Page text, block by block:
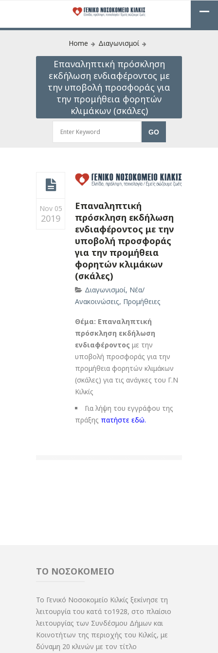
Home Διαγωνισμοί
Επαναληπτική πρόσκληση
εκδήλωση ενδιαφέροντος με
την υποβολή προσφοράς για
την προμήθεια φορητών
κλιμάκων (σκάλες)
Nov 05
2019
Επαναληπτική
πρόσκληση εκδήλωση
ενδιαφέροντος με την
υποβολή προσφοράς
για την προμήθεια
φορητών κλιμάκων
(σκάλες)
Διαγωνισμοί, Νέα/
Ανακοινώσεις, Προμήθειες
Θέμα: Επαναληπτική
πρόσκληση εκδήλωση
ενδιαφέροντος με την
υποβολή προσφοράς για την
προμήθεια φορητών κλιμάκων
(σκάλες) για τις ανάγκες του Γ.Ν
Κιλκίς
Για λήψη του εγγράφου της
πράξης πατήστε εδώ.
ΤΟ ΝΟΣΟΚΟΜΕΙΟ
Το Γενικό Νοσοκομείο Κιλκίς ξεκίνησε τη
λειτουργία του κατά το1928, στο πλαίσιο
λειτουργίας των Συνδέσμου Δήμων και
Κοινοτήτων της περιοχής του Κιλκίς, με
δύναμη 20 κλινών με τον τίτλο